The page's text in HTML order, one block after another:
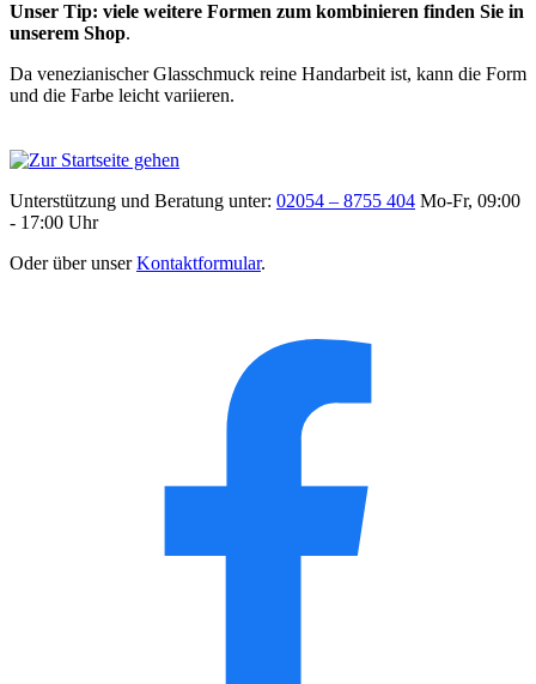
Unser Tip: viele weitere Formen zum kombinieren finden Sie in
unserem Shop.
Da venezianischer Glasschmuck reine Handarbeit ist, kann die Form
und die Farbe leicht variieren.
Unterstützung und Beratung unter: 02054 – 8755 404 Mo-Fr, 09:00
- 17:00 Uhr
Oder über unserKontaktformular.